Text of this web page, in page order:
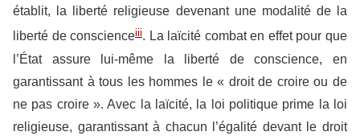
établit, la liberté religieuse devenant une modalité de la
liberté de conscienceiii. La laïcité combat en effet pour que
l’État assure lui-même la liberté de conscience, en
garantissant à tous les hommes le « droit de croire ou de
ne pas croire ». Avec la laïcité, la loi politique prime la loi
religieuse, garantissant à chacun l’égalité devant le droit